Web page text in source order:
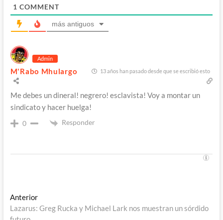
1 COMMENT
más antiguos
Admin
M'Rabo Mhulargo 13 años han pasado desde que se escribió esto
Me debes un dineral! negrero! esclavista! Voy a montar un
sindicato y hacer huelga!
0 Responder
Navegación
de
AnteriorEntrada
anterior:
Lazarus: Greg Rucka y Michael Lark nos muestran un sórdido